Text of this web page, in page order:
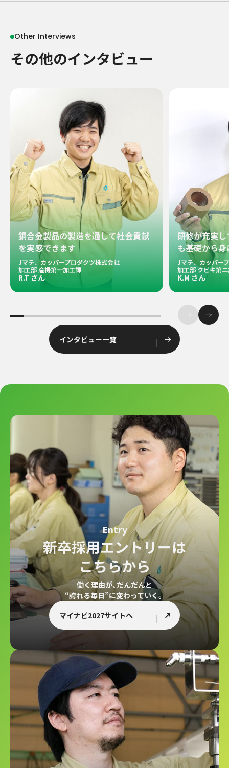
Other Interviews
その他のインタビュー
銅合金製品の製造を通して社会貢献
を実感できます
Jマテ．カッパープロダクツ株式会社
加工部 産機第一加工課
R.T さん
研修が充実し
も基礎から
Jマテ．カッパー
加工部 クビキ第
K.M さん
インタビュー一覧
Entry
新卒採用エントリーは
こちらから
働く理由が、だんだんと
“誇れる毎日”に変わっていく。
マイナビ2027サイトへ